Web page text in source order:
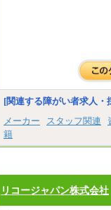
[関連する障がい者求人・
メーカー
スタッフ関連
籍
リコージャパン株式会社